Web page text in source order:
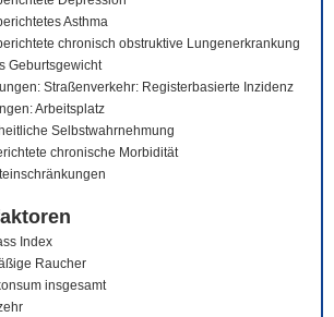
Asthma
chronisch obstruktive Lungenerkrankung
Geburtsgewicht
Straßenverkehr: Registerbasierte Inzidenz
Arbeitsplatz
Selbstwahrnehmung
chronische Morbidität
Index
Raucher
insgesamt